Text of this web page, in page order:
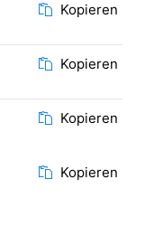
Kopieren
Kopieren
Kopieren
Kopieren